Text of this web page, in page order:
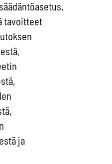
tavoitteet
ja